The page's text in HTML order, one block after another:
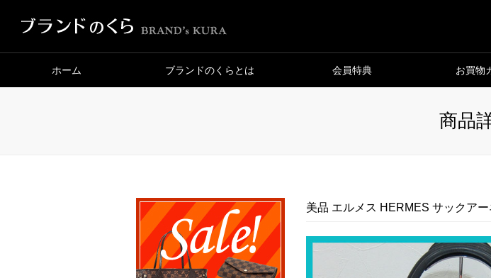
ホーム ブランドのくらとは 会員特典 お買物
商品
美品 エルメス HERMES サックア